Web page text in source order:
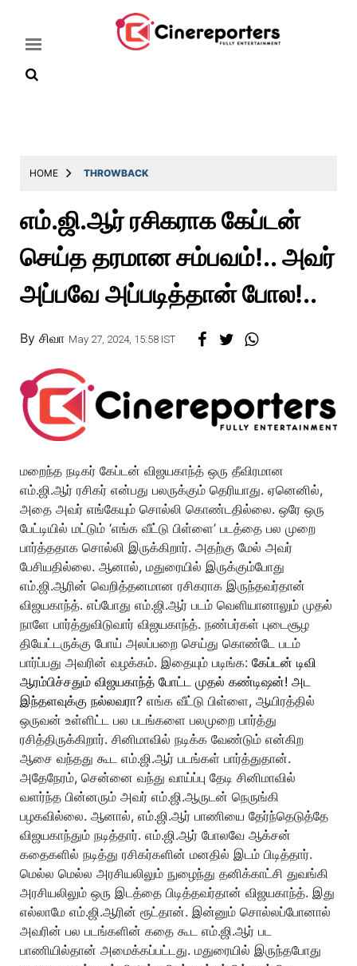
Latest
Throwback
Television
Reviews
Photos
Story
HOME THROWBACK
எம்.ஜி.ஆர் ரசிகராக கேப்டன்
செய்த தரமான சம்பவம்!.. அவர்
அப்பவே அப்படித்தான் போல!..
By சிவா May 27, 2024, 15:58 IST
மறைந்த நடிகர் கேப்டன் விஜயகாந்த் ஒரு தீவிரமான
எம்.ஜி.ஆர் ரசிகர் என்பது பலருக்கும் தெரியாது. ஏனெனில்,
அதை அவர் எங்கேயும் சொல்லி கொண்டதில்லை. ஒரே ஒரு
பேட்டியில் மட்டும் ‘எங்க வீட்டு பிள்ளை’ படத்தை பல முறை
பார்த்ததாக சொல்லி இருக்கிறார். அதற்கு மேல் அவர்
பேசியதில்லை. ஆனால், மதுரையில் இருக்கும்போது
எம்.ஜி.ஆரின் வெறித்தனமான ரசிகராக இருந்தவர்தான்
விஜயகாந்த். எப்போது எம்.ஜி.ஆர் படம் வெளியானாலும் முதல்
நாளே பார்த்துவிடுவார் விஜயகாந்த். நண்பர்கள் புடைசூழ
தியேட்டருக்கு போய் அலப்பறை செய்து கொண்டே படம்
பார்ப்பது அவரின் வழக்கம். இதையும் படிங்க: கேப்டன் டிவி
ஆரம்பிச்சதும் விஜயகாந்த் போட்ட முதல் கண்டிஷன்! அட
இந்தளவுக்கு நல்லவரா? எங்க வீட்டு பிள்ளை, ஆயிரத்தில்
ஒருவன் உள்ளிட்ட பல படங்களை பலமுறை பார்த்து
ரசித்திருக்கிறார். சினிமாவில் நடிக்க வேண்டும் என்கிற
ஆசை வந்தது கூட எம்.ஜி.ஆர் படங்கள் பார்த்துதான்.
அதேநேரம், சென்னை வந்து வாய்ப்பு தேடி சினிமாவில்
வளர்ந்த பின்னரும் அவர் எம்.ஜி.ஆருடன் நெருங்கி
பழகவில்லை. ஆனால், எம்.ஜி.ஆர் பாணியை தேர்ந்தெடுத்தே
விஜயகாந்தும் நடித்தார். எம்.ஜி.ஆர் போலவே ஆக்சன்
கதைகளில் நடித்து ரசிகர்களின் மனதில் இடம் பிடித்தார்.
மெல்ல மெல்ல அரசியலிலும் நுழைந்து தனிக்காட்சி துவங்கி
அரசியலிலும் ஒரு இடத்தை பிடித்தவர்தான் விஜயகாந்த். இது
எல்லாமே எம்.ஜி.ஆரின் ரூட்தான். இன்னும் சொல்லப்போனால்
அவரின் பல படங்களின் கதை கூட எம்.ஜி.ஆர் பட
பாணியில்தான் அமைக்கப்பட்டது. மதுரையில் இருந்தபோது